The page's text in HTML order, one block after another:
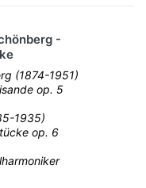
-
(1874-1951)
op. 5
1935)
op. 6